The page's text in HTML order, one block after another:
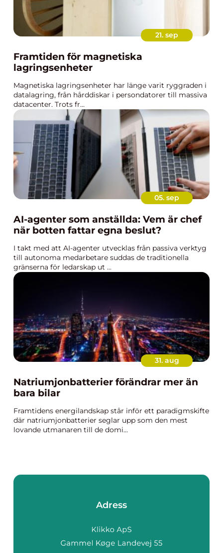
21. sep
Framtiden för magnetiska
lagringsenheter
Magnetiska lagringsenheter har länge varit ryggraden i
datalagring, från hårddiskar i persondatorer till massiva
datacenter. Trots fr...
05. sep
AI-agenter som anställda: Vem är chef
när botten fattar egna beslut?
I takt med att AI-agenter utvecklas från passiva verktyg
till autonoma medarbetare suddas de traditionella
gränserna för ledarskap ut ...
31. aug
Natriumjonbatterier förändrar mer än
bara bilar
Framtidens energilandskap står inför ett paradigmskifte
där natriumjonbatterier seglar upp som den mest
lovande utmanaren till de domi...
Adress